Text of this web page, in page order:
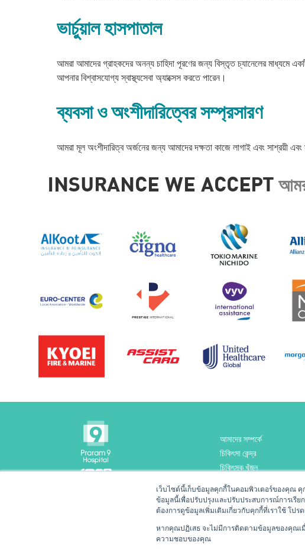
เว็บไซต์นี้เก็บข้อมูลคุกกี้ในคอมพิวเตอร์ของคุณ
ข้อมูลนี้เพื่อปรับปรุงและปรับประสบการณ์การเรี
ต้องการดูข้อมูลเพิ่มเติมเกี่ยวกับคุกกี้ที่เราใช้ โปร
หากคุณปฏิเสธ จะไม่มีการติดตามข้อมูลของคุณเ
ความชอบของคุณ
ভার্চুয়াল হাসপাতাল
আমরা আমাদের গ্রাহকদের অনন্য চাহিদা পূরণের জন্য বিস্তৃত চ্যানেলের মাধ্যমে
আপনার বিশ্বাসযোগ্য স্বাস্থ্যসেবা অ্যাক্সেস করতে পারেন।
ব্যবসা ও অংশীদারিত্বের সম্প্রসারণ
আমরা মূল অংশীদারিত্ব অর্জনের জন্য আমাদের দক্ষতা কাজে লাগাই এবং সাশ্রয়ী এবং
INSURANCE WE ACCEPT
আমাদের সম্পর্কে
চিকিৎসা কেন্দ্র
চিকিৎসক খুঁজুন